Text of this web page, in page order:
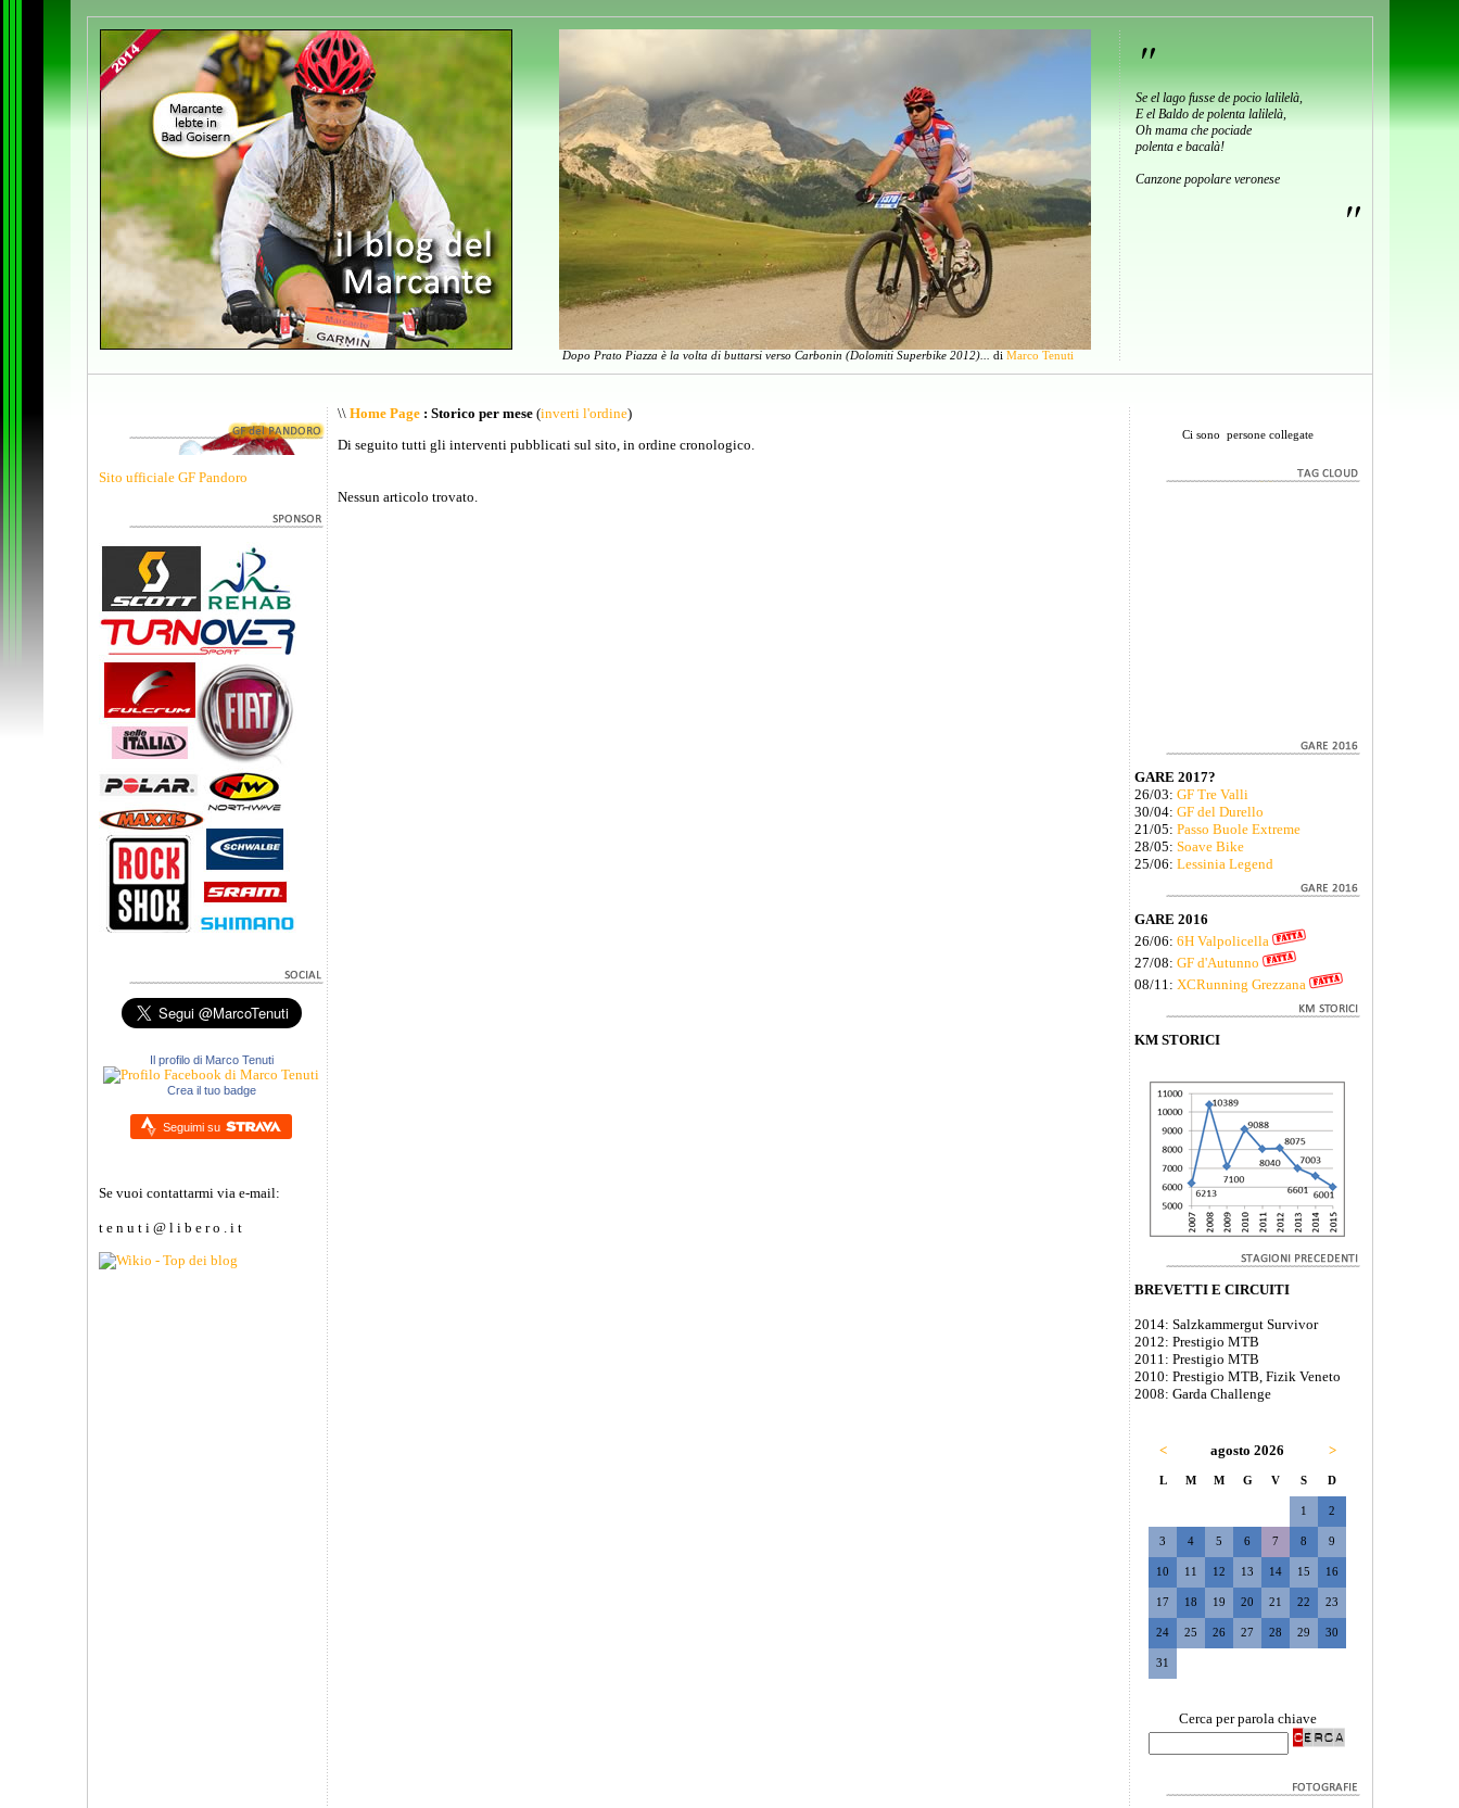
Dopo Prato Piazza è la volta di buttarsi verso Carbonin (Dolomiti Superbike 2012)... di Marco Tenuti
"
Se el lago fusse de pocio lalilelà,
E el Baldo de polenta lalilelà,
Oh mama che pociade
polenta e bacalà!
Canzone popolare veronese
"
Sito ufficiale GF Pandoro
Il profilo di Marco Tenuti
Crea il tuo badge
Seguimi su
Se vuoi contattarmi via e-mail:
t e n u t i @ l i b e r o . i t
\\ Home Page: Storico per mese(inverti l'ordine)
Di seguito tutti gli interventi pubblicati sul sito, in ordine cronologico.
Nessun articolo trovato.
Ci sono persone collegate
GARE 2017?
26/03: GF Tre Valli
30/04: GF del Durello
21/05: Passo Buole Extreme
28/05: Soave Bike
25/06: Lessinia Legend
GARE 2016
26/06: 6H Valpolicella
27/08: GF d'Autunno
08/11: XCRunning Grezzana
KM STORICI
BREVETTI E CIRCUITI
2014: Salzkammergut Survivor
2012: Prestigio MTB
2011: Prestigio MTB
2010: Prestigio MTB, Fizik Veneto
2008: Garda Challenge
< agosto 2026 >
L M M G V S D
1 2
3 4 5 6 7 8 9
10 11 12 13 14 15 16
17 18 19 20 21 22 23
24 25 26 27 28 29 30
31
Cerca per parola chiave